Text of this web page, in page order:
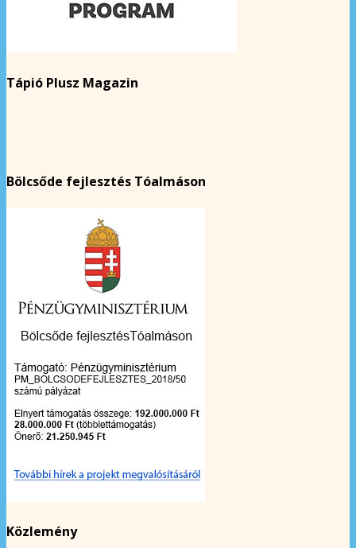
Tápió Plusz Magazin
Bölcsőde fejlesztés Tóalmáson
Közlemény